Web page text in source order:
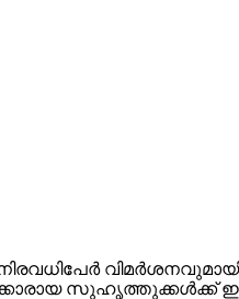
സുഹൃത്തുക്കള്‍ക്ക് ഇത്